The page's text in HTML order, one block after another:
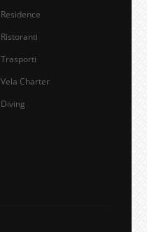
Residence
Ristoranti
Trasporti
Vela Charter
Diving